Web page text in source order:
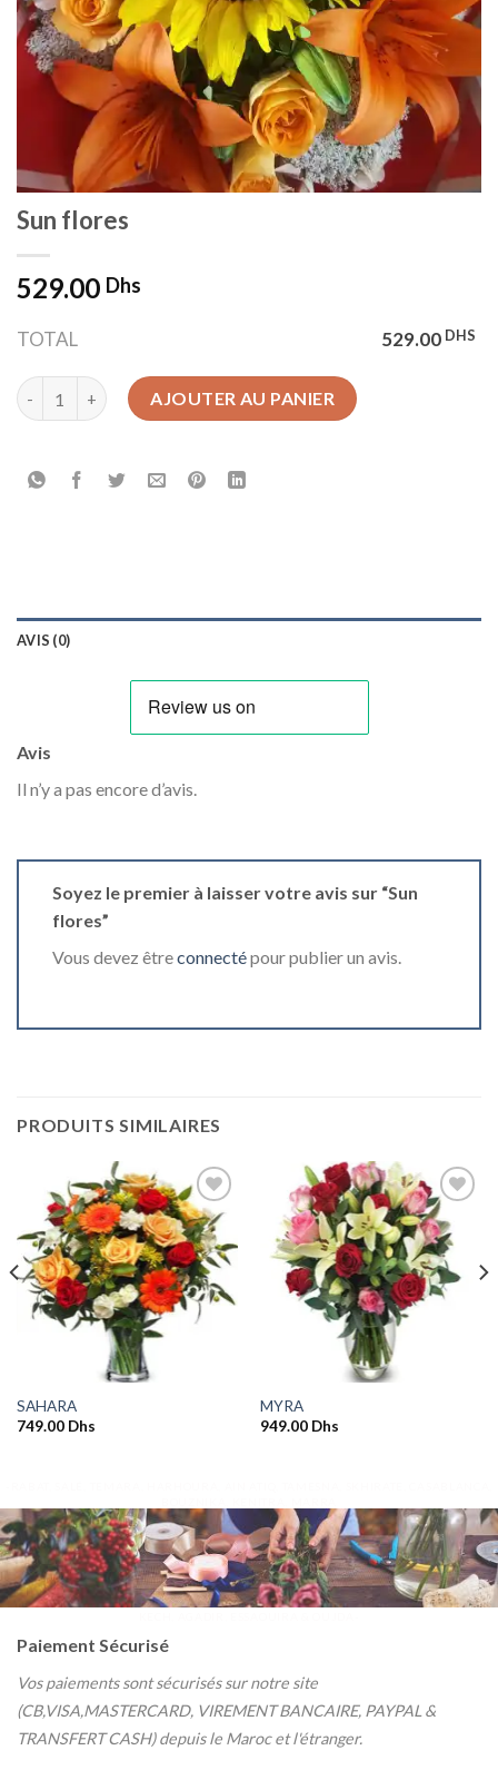
Sun flores
529.00 Dhs
TOTAL 529.00 DHS
quantité de Sun floresAJOUTER AU PANIER
AVIS (0)
Avis
Il n’y a pas encore d’avis.
Soyez le premier à laisser votre avis sur “Sun
flores”
Vous devez êtreconnectépour publier un avis.
PRODUITS SIMILAIRES
Ajouter
à la
wishlist
SAHARA
749.00 Dhs
Ajouter
à la
wishlist
MYRA
949.00 Dhs
Paiement Sécurisé
Vos paiements sont sécurisés sur notre site
(CB,VISA,MASTERCARD, VIREMENT BANCAIRE, PAYPAL &
TRANSFERT CASH) depuis le Maroc et l'étranger.